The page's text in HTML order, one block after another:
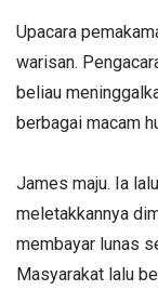
Upacara
warisan.
beliau
berbagai macam
James maju. Ia
meletakkannya
membayar lunas
Masyarakat lalu